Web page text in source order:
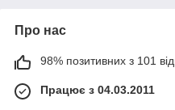
Про нас
98% позитивних з 101
Працює з 04.03.2011